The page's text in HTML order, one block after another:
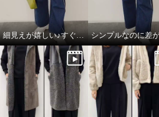
細見えが嬉しい♪すぐ使える楽ちんコーデ